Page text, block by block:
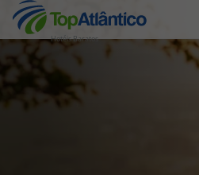
Hotéis Baratos
Destinos